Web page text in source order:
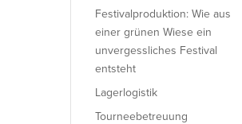
Festivalproduktion: Wie aus
einer grünen Wiese ein
unvergessliches Festival
entsteht
Lagerlogistik
Tourneebetreuung